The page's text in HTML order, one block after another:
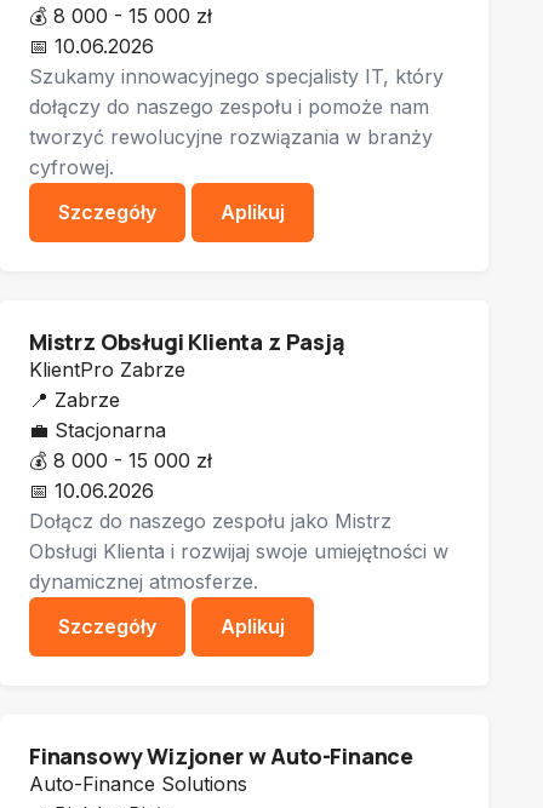
💰 8 000 - 15 000 zł
📅 10.06.2026
Szukamy innowacyjnego specjalisty IT, który
dołączy do naszego zespołu i pomoże nam
tworzyć rewolucyjne rozwiązania w branży
cyfrowej.
Szczegóły
Aplikuj
Mistrz Obsługi Klienta z Pasją
KlientPro Zabrze
📍 Zabrze
💼 Stacjonarna
💰 8 000 - 15 000 zł
📅 10.06.2026
Dołącz do naszego zespołu jako Mistrz
Obsługi Klienta i rozwijaj swoje umiejętności w
dynamicznej atmosferze.
Szczegóły
Aplikuj
Finansowy Wizjoner w Auto-Finance
Auto-Finance Solutions